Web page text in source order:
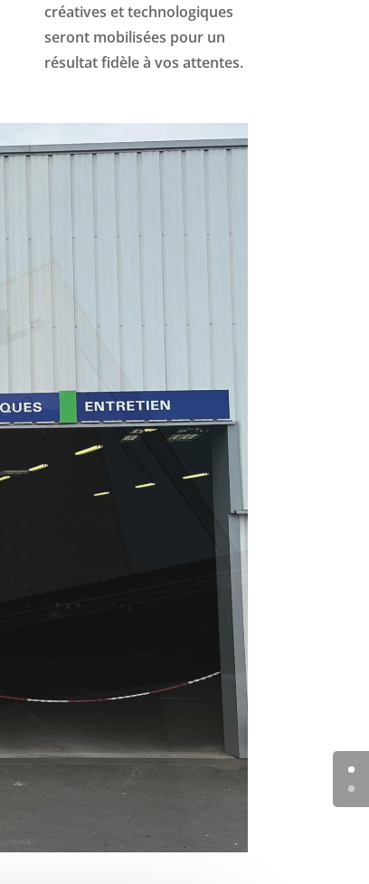
créatives et technologiques
seront mobilisées pour un
résultat fidèle à vos attentes.